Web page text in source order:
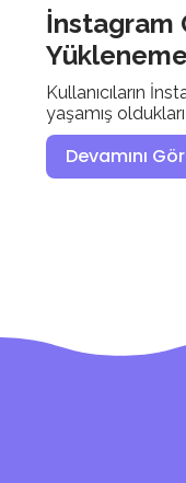
İnstagram
Kullanıcıların
yaşamış
Devamını Gör